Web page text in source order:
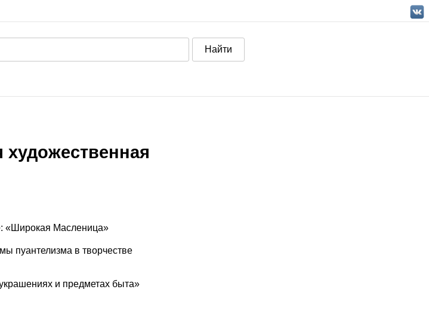
художественная
«Широкая Масленица»
пуантелизма в творчестве
и предметах быта»